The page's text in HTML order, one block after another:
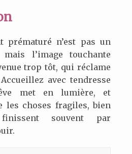
prématuré n’est pas un
mais l’image touchante
trop tôt, qui réclame
avec tendresse
met en lumière, et
les choses fragiles, bien
finissent souvent par